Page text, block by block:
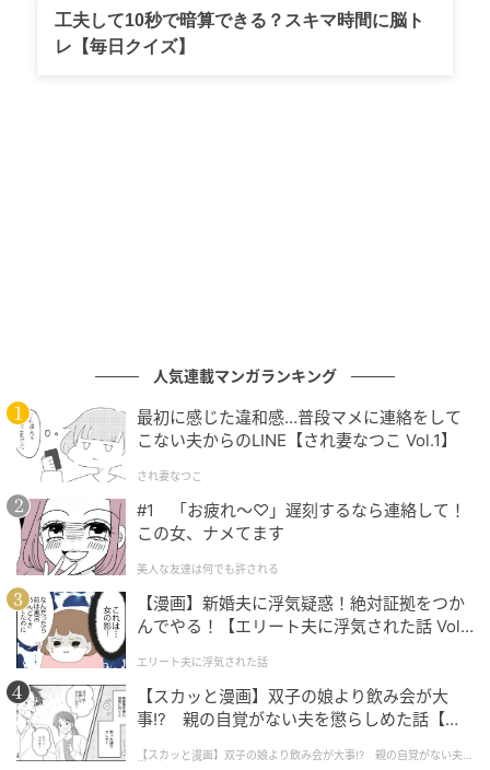
マイナビウーマン
商品名：スターバックス FRUITY CHEERS TORORI マン
ゴーパッションフルーツ 容量：500ml 希望小売価格：
210円（税別）
発売日：2026年6月16日 取扱い：全国のセブン‐イレ
ブン（一部の店舗を除く）
（フォルサ）
元記事で読む
次の記事
メイクオフもエスターバニーとかわいく♡
ビフェスタからコラボデザインのアイメイク
工夫して10秒で暗算できる？スキマ時間に脳ト
レ【毎日クイズ】
人気連載マンガランキング
最初に感じた違和感…普段マメに連絡をして
こない夫からのLINE【され妻なつこ Vol.1】
され妻なつこ
#1 「お疲れ〜♡」遅刻するなら連絡して！
この女、ナメてます
美人な友達は何でも許される
【漫画】新婚夫に浮気疑惑！絶対証拠をつか
んでやる！【エリート夫に浮気された話 Vol.
エリート夫に浮気された話
【スカッと漫画】双子の娘より飲み会が大
事!? 親の自覚がない夫を懲らしめた話【第1
【スカッと漫画】双子の娘より飲み会が大事!? 親の自覚がない夫を
懲らしめた話